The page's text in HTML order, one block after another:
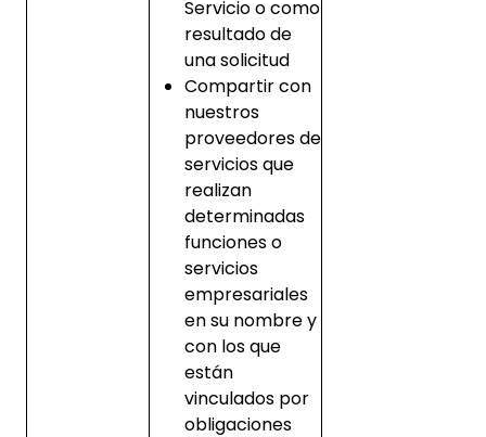
Servicio o como
resultado de
una solicitud
Compartir con
nuestros
proveedores de
servicios que
realizan
determinadas
funciones o
servicios
empresariales
en su nombre y
con los que
están
vinculados por
obligaciones